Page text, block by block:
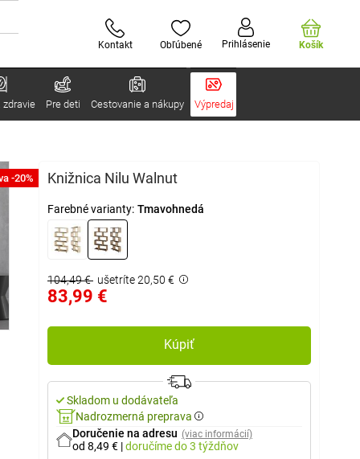
Kontakt Obľúbené Prihlásenie Košík
zdravie Pre deti Cestovanie a nákupy Výpredaj
-20% Knižnica Nilu Walnut
Farebné varianty: Tmavohnedá
104,49 € ušetríte 20,50 €
83,99 €
Kúpiť
Skladom u dodávateľa
Nadrozmerná preprava
Doručenie na adresu (viac informácií)
od 8,49 € |doručímedo 3 týždňov